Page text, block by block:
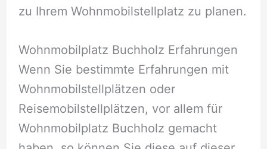
zu Ihrem Wohnmobilstellplatz zu planen.
Wohnmobilplatz Buchholz Erfahrungen
Wenn Sie bestimmte Erfahrungen mit
Wohnmobilstellplätzen oder
Reisemobilstellplätzen, vor allem für
Wohnmobilplatz Buchholz gemacht